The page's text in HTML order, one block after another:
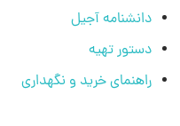
دانشنامه آجیل
دستور تهیه
راهنمای خرید و نگهداری